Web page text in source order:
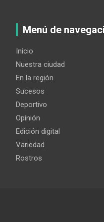
Menú de
Inicio
Nuestra ciudad
En la región
Sucesos
Deportivo
Opinión
Edición digital
Variedad
Rostros